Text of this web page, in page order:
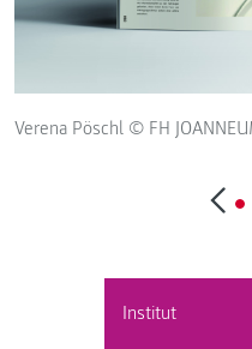
Institut
Verena Pöschl © FH